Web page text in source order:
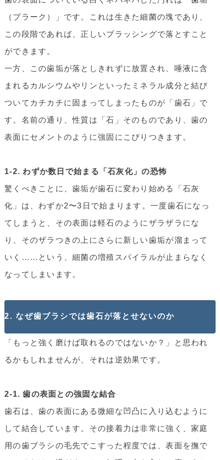
（プラーク）」です。これは生きた細菌の塊であり、
この段階であれば、正しいブラッシングで落とすこと
ができます。
一方、この歯垢が落としきれずに放置され、唾液に含
まれるカルシウムやリンといったミネラル成分と結び
ついてカチカチに固まってしまったものが「歯石」で
す。名前の通り、性質は「石」そのものであり、歯の
表面にセメントのように強固にこびりつきます。
1-2. わずか数日で始まる「石灰化」の恐怖
驚くべきことに、歯垢が歯石に変わり始める「石灰
化」は、わずか2〜3日で始まります。一度歯石になっ
てしまうと、その表面は軽石のようにザラザラにな
り、そのザラつきの上にさらに新しい歯垢が溜まって
いく……という、細菌の増殖スパイラルが止まらなく
なってしまいます。
2. なぜ歯ブラシでは歯石が落とせないのか
「もっと強く磨けば取れるのではないか？」と思われ
るかもしれませんが、それは逆効果です。
2-1. 歯の表面との強固な結合
歯石は、歯の表面にある微細な凹凸に入り込むように
して結合しています。その接着力は非常に強く、家庭
用の歯ブラシの毛先でこすった程度では、表面を撫で